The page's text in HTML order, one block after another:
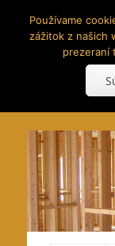
Search
Používame
zážitok z našich
prezeraní